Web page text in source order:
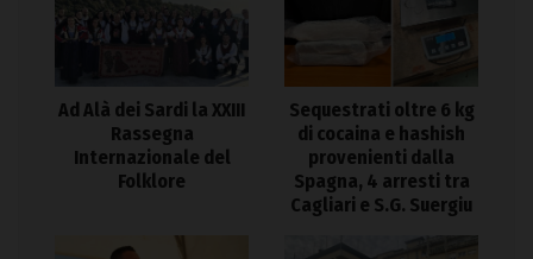
Ad Alà dei Sardi la XXIII
Rassegna
Internazionale del
Folklore
Sequestrati oltre 6 kg
di cocaina e hashish
provenienti dalla
Spagna, 4 arresti tra
Cagliari e S.G. Suergiu